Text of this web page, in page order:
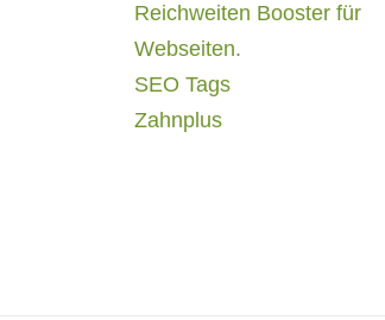
Reichweiten Booster für
Webseiten.
SEO Tags
Zahnplus